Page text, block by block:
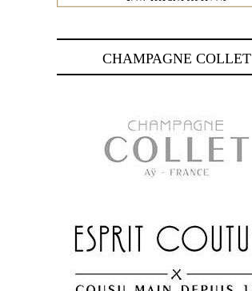
CHAMPAGNE COLLET